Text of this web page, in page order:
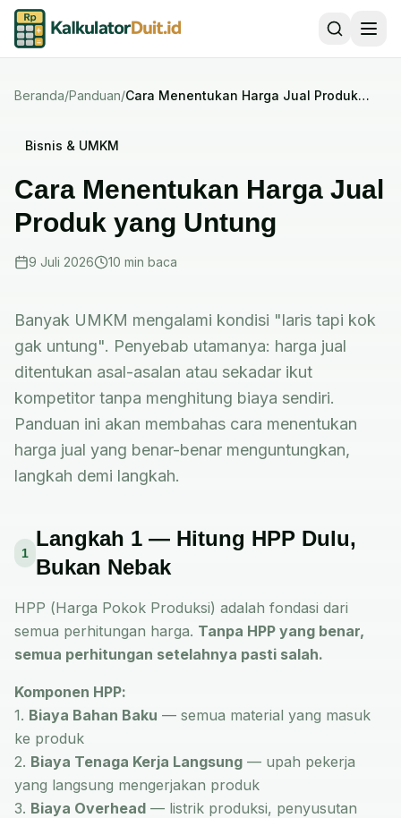
Beranda/Panduan/Cara Menentukan Harga Jual Produk
Bisnis & UMKM
Cara Menentukan Harga Jual
Produk yang Untung
9 Juli 2026 10 min baca
Banyak UMKM mengalami kondisi "laris tapi kok
gak untung". Penyebab utamanya: harga jual
ditentukan asal-asalan atau sekadar ikut
kompetitor tanpa menghitung biaya sendiri.
Panduan ini akan membahas cara menentukan
harga jual yang benar-benar menguntungkan,
langkah demi langkah.
1
Langkah 1 — Hitung HPP Dulu,
Bukan Nebak
HPP (Harga Pokok Produksi) adalah fondasi dari
semua perhitungan harga. Tanpa HPP yang benar,
semua perhitungan setelahnya pasti salah.
Komponen HPP:
1. Biaya Bahan Baku — semua material yang masuk
ke produk
2. Biaya Tenaga Kerja Langsung — upah pekerja
yang langsung mengerjakan produk
3. Biaya Overhead — listrik produksi, penyusutan